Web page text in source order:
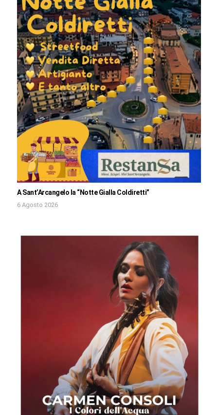
A Sant’Arcangelo la “Notte Gialla Coldiretti”
6 Agosto 2026